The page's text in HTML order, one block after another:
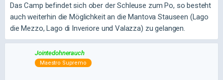
Das Camp befindet sich ober der Schleuse zum Po, so besteht
auch weiterhin die Möglichkeit an die Mantova Stauseen (Lago
die Mezzo, Lago di Inveriore und Valazza) zu gelangen.
Jointedohnerauch
Maestro Supremo